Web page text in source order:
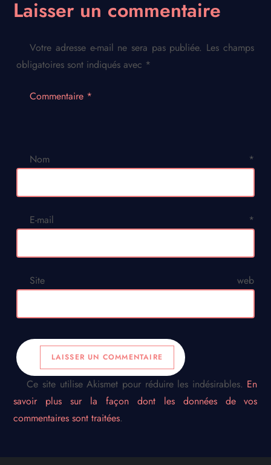
Laisser un commentaire
Votre adresse e-mail ne sera pas publiée. Les champs
obligatoires sont indiqués avec *
Commentaire *
Nom *
E-mail *
Site web
Ce site utilise Akismet pour réduire les indésirables. En
savoir plus sur la façon dont les données de vos
commentaires sont traitées.